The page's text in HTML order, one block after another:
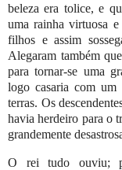
beleza era tolice, e
uma rainha virtuosa e
filhos e assim
Alegaram também
para tornar-se uma
logo casaria com um
terras. Os
havia herdeiro para o
grandemente
O rei tudo ouviu;